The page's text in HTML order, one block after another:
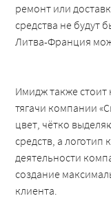
ремонт или
средства не будут
Литва-Франция
Имидж также
тягачи компании
цвет, чётко
средств, а
деятельности
создание
клиента.